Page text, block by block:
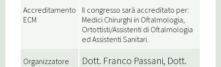
Accreditamento
ECM
Il congresso sarà accreditato per:
Medici Chirurghi in Oftalmologia,
Ortottisti/Assistenti di Oftalmologia
ed Assistenti Sanitari.
Organizzatore
Dott. Franco Passani, Dott.